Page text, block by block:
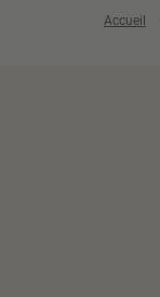
Accueil